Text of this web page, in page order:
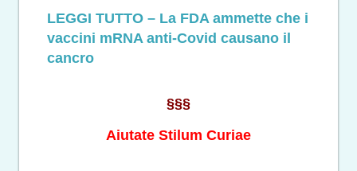
LEGGI TUTTO – La FDA ammette che i
vaccini mRNA anti-Covid causano il
cancro
§§§
Aiutate Stilum Curiae